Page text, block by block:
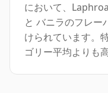
において、
と バニラのフレー
けられています。
ゴリー平均よりも